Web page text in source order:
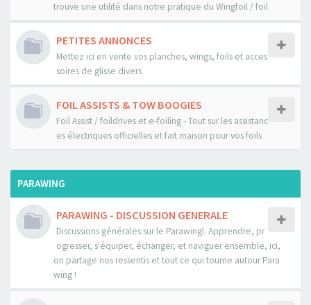
trouve une utilité dans notre pratique du Wingfoil / foil
PETITES ANNONCES
Mettez ici en vente vos planches, wings, foils et acces
soires de glisse divers
FOIL ASSISTS & TOW BOOGIES
Foil Assist / foildrives et e-foiling - Tout sur les assistanc
es électriques officielles et fait maison pour vos foils
PARAWING
PARAWING - DISCUSSION GENERALE
Discussions générales sur le Parawingl. Apprendre, pr
ogresser, s'équiper, échanger, et naviguer ensemble, ici,
on partage nos ressentis et tout ce qui tourne autour Para
wing !